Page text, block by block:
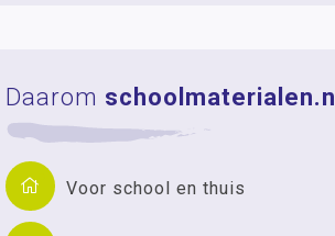
Daarom schoolmaterialen.nl
Voor school en thuis